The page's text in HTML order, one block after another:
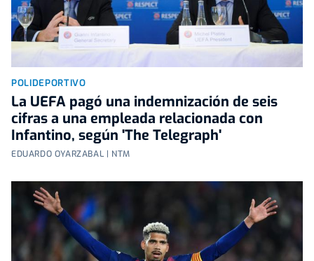
POLIDEPORTIVO
La UEFA pagó una indemnización de seis
cifras a una empleada relacionada con
Infantino, según 'The Telegraph'
EDUARDO OYARZABAL | NTM